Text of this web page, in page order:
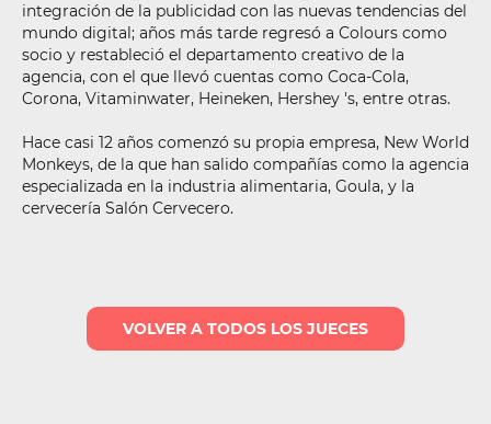
integración de la publicidad con las nuevas tendencias del
mundo digital; años más tarde regresó a Colours como
socio y restableció el departamento creativo de la
agencia, con el que llevó cuentas como Coca-Cola,
Corona, Vitaminwater, Heineken, Hershey 's, entre otras.
Hace casi 12 años comenzó su propia empresa, New World
Monkeys, de la que han salido compañías como la agencia
especializada en la industria alimentaria, Goula, y la
cervecería Salón Cervecero.
VOLVER A TODOS LOS JUECES